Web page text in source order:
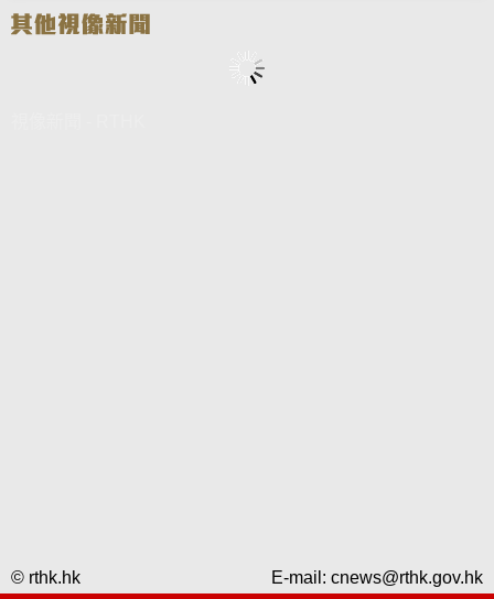
© rthk.hk E-mail: cnews@rthk.gov.hk